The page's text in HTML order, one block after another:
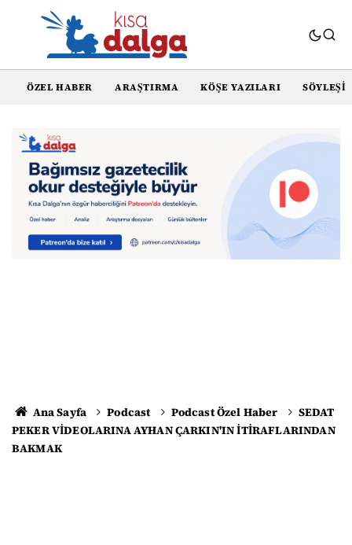
ÖZEL HABER ARAŞTIRMA KÖŞE YAZILARI SÖYLEŞI
Ana Sayfa Podcast Podcast Özel Haber
SEDAT
PEKER VİDEOLARINA AYHAN ÇARKIN'IN İTİRAFLARINDAN
BAKMAK